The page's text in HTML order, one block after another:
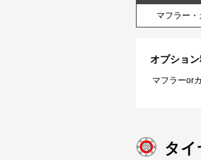
マフラー
オプション
マフラーor
タイ